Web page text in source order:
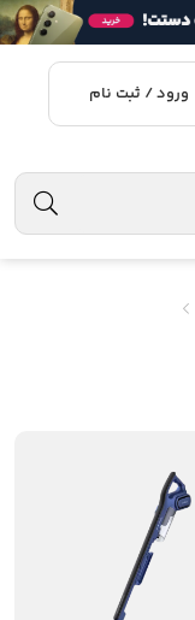
ورود / ثبت نام